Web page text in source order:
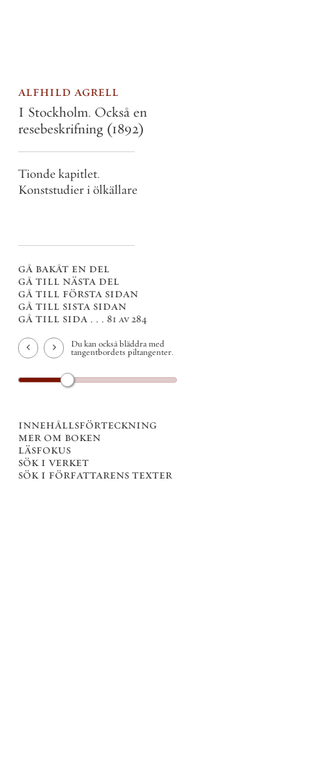
alfhild agrell
I Stockholm. Också en
resebeskrifning (1892)
Tionde kapitlet.
Konststudier i ölkällare
gå bakåt en del
gå till nästa del
gå till första sidan
gå till sista sidan
gå till sida . . . 81 av 284
Du kan också bläddra med
tangentbordets piltangenter.
innehållsförteckning
mer om boken
läsfokus
sök i verket
sök i författarens texter